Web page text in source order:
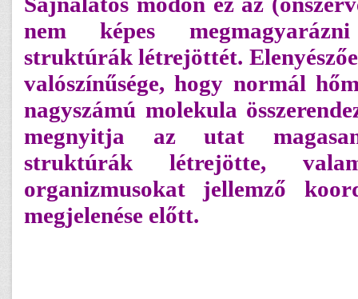
nem képes
struktúrák létrejöttét.
valószínűsége, hogy normál
nagyszámú molekula
megnyitja az utat
struktúrák létrejötte,
organizmusokat jellemző
megjelenése előtt.